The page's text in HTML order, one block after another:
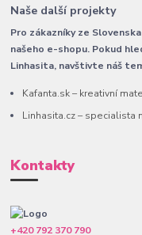
Naše další projekty
Pro zákazníky ze
našeho e-shopu. Pokud
Linhasita, navštivte náš
Kafanta.sk – kreativní
Linhasita.cz – specialista
Kontakty
+420 792 370 790